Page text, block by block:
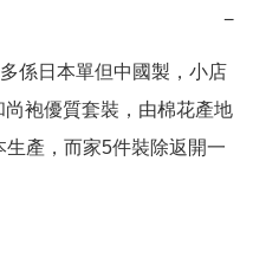
−
係日本單但中國製，小店
袍優質套裝，由棉花產地
產，而家5件裝除返開一